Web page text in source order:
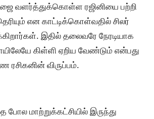
வளர்த்துக்கொள்ள ரஜினியை பற்றி
என காட்டிக்கொள்வதில் சிலர்
இதில் தலைவரே நேரடியாக
கிள்ளி ஏறிய வேண்டும் என்பது
ரசிகனின் விருப்பம்.
மாற்றுக்கட்சியில் இருந்து